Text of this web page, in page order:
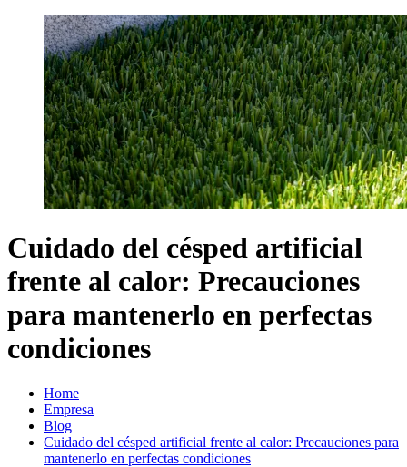
Cuidado del césped artificial
frente al calor: Precauciones
para mantenerlo en perfectas
condiciones
Home
Empresa
Blog
Cuidado del césped artificial frente al calor: Precauciones para
mantenerlo en perfectas condiciones